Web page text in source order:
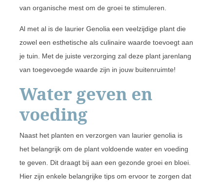
van organische mest om de groei te stimuleren.
Al met al is de laurier Genolia een veelzijdige plant die
zowel een esthetische als culinaire waarde toevoegt aan
je tuin. Met de juiste verzorging zal deze plant jarenlang
van toegevoegde waarde zijn in jouw buitenruimte!
Water geven en
voeding
Naast het planten en verzorgen van laurier genolia is
het belangrijk om de plant voldoende water en voeding
te geven. Dit draagt bij aan een gezonde groei en bloei.
Hier zijn enkele belangrijke tips om ervoor te zorgen dat